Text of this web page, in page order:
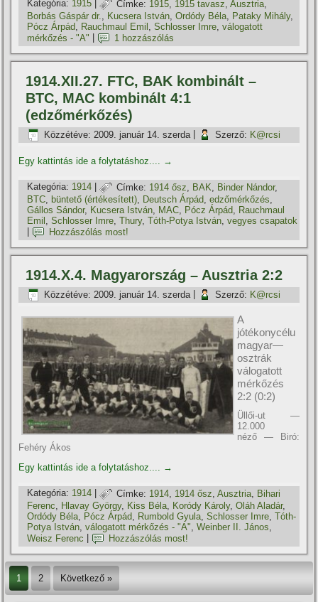
Kategória: 1915 | Címke: 1915 1915 tavasz ,Ausztria
Borbás Gáspár dr., Kucsera István,Ordódy Béla, Pataky Mihály,
Pócz Árpád, Rauchmaul Emil ,Schlosser Imre,válogatott
mérkőzés - "A"
1 hozzászólás
1914.XII.27. FTC, BAK kombinált –
BTC, MAC kombinált 4:1
(edzőmérkőzés)
Közzétéve: 2009. január 14. szerda Szerző: K@rcsi
Egy kattintás ide a folytatáshoz.... →
Kategória: 1914 | Címke: 1914 ősz BAK Binder Nándor,
BTC, büntető (értékesí­tett), Deutsch Árpád,edzőmérkőzés,
Gállos Sándor, Kucsera István, MAC, Pócz Árpád, Rauchmaul
Emil ,Schlosser Imre,Thury,Tóth-Potya István,vegyes csapatok
Hozzászólás most!
1914.X.4. Magyarország – Ausztria 2:2
Közzétéve: 2009. január 14. szerda Szerző: K@rcsi
A
jótékonycélu
magyar—
osztrák
válogatott
mérkőzés
2:2 (0:2)
Üllői-ut —
12.000
néző — Biró:
Fehéry Ákos
Egy kattintás ide a folytatáshoz.... →
Kategória: 1914 | Címke: 1914 1914 ősz ,Ausztria Bihari
Ferenc, Hlavay György, Kiss Béla, Koródy Károly,Oláh Aladár,
Ordódy Béla, Pócz Árpád, Rumbold Gyula,Schlosser Imre,Tóth-
Potya István,válogatott mérkőzés - "A",Weinber II. János,
Weisz Ferenc
Hozzászólás most!
1 2 Következő »